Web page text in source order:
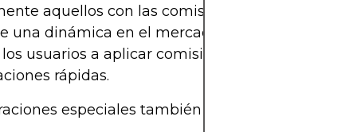
aquellos con las comisiones más altas. Esto
una dinámica en el mercado de comisiones, lo
usuarios a aplicar comisiones competitivas si
rápidas.
especiales también pueden influir en la